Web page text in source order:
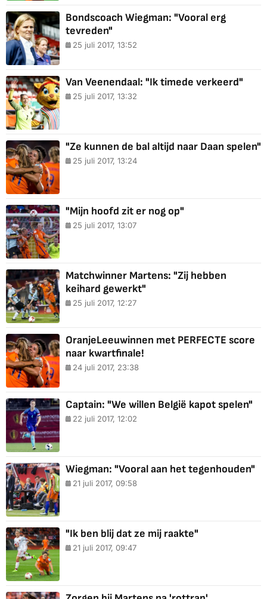
Bondscoach Wiegman: "Vooral erg
tevreden"
25 juli 2017, 13:52
Van Veenendaal: "Ik timede verkeerd"
25 juli 2017, 13:32
"Ze kunnen de bal altijd naar Daan spelen"
25 juli 2017, 13:24
"Mijn hoofd zit er nog op"
25 juli 2017, 13:07
Matchwinner Martens: "Zij hebben
keihard gewerkt"
25 juli 2017, 12:27
OranjeLeeuwinnen met PERFECTE score
naar kwartfinale!
24 juli 2017, 23:38
Captain: "We willen België kapot spelen"
22 juli 2017, 12:02
Wiegman: "Vooral aan het tegenhouden"
21 juli 2017, 09:58
"Ik ben blij dat ze mij raakte"
21 juli 2017, 09:47